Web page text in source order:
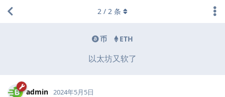
币 ETH
以太坊又软了
2 / 2 条
admin 2024年5月5日